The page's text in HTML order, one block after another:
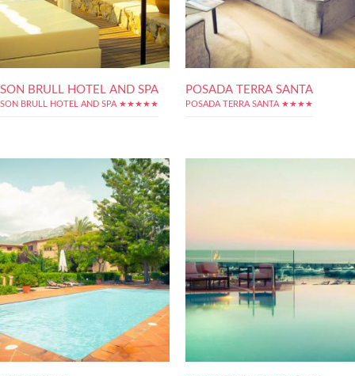
SON BRULL HOTEL AND SPA
SON BRULL HOTEL AND SPA ★★★★★
POSADA TERRA SANTA
POSADA TERRA SANTA ★★★★